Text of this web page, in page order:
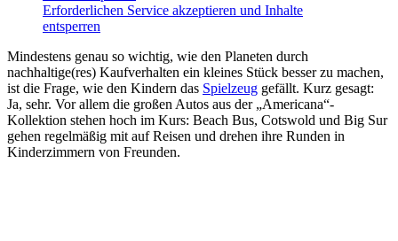
Erforderlichen Service akzeptieren und Inhalte
entsperren
Mindestens genau so wichtig, wie den Planeten durch
nachhaltige(res) Kaufverhalten ein kleines Stück besser zu machen,
ist die Frage, wie den Kindern das Spielzeug gefällt. Kurz gesagt:
Ja, sehr. Vor allem die großen Autos aus der „Americana“-
Kollektion stehen hoch im Kurs: Beach Bus, Cotswold und Big Sur
gehen regelmäßig mit auf Reisen und drehen ihre Runden in
Kinderzimmern von Freunden.